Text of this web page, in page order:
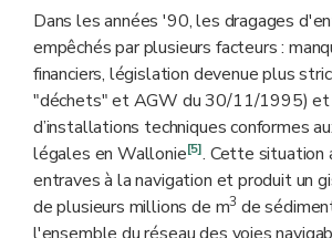
Dans les années '90, les dragages
empêchés par plusieurs facteurs :
financiers, législation devenue plus
"déchets" et AGW du 30/11/1995) et
d’installations techniques conformes
légales en Wallonie[5]. Cette situation
entraves à la navigation et produit un
de plusieurs millions de m3 de